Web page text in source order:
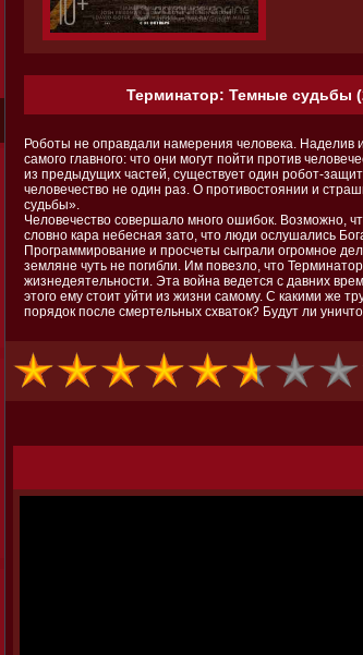
Терминатор: Темные судьбы
Роботы не оправдали намерения человека. Наделив
самого главного: что они могут пойти против
из предыдущих частей, существует один робот-
человечество не один раз. О противостоянии и
судьбы».
Человечество совершало много ошибок. Возможно,
словно кара небесная зато, что люди ослушались
Программирование и просчеты сыграли огромное
земляне чуть не погибли. Им повезло, что
жизнедеятельности. Эта война ведется с давних
этого ему стоит уйти из жизни самому. С какими же
порядок после смертельных схваток? Будут ли